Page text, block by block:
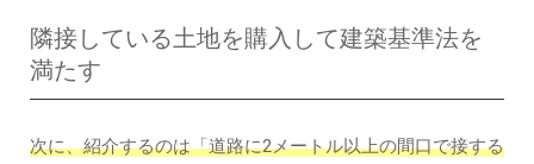
隣接している土地を購入して建築基準法を
満たす
次に、紹介するのは「道路に2メートル以上の間口で接する